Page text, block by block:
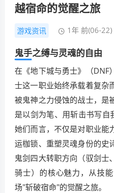
越宿命的觉醒之旅
游戏资讯 1年 前(06-22)
鬼手之缚与灵魂的自由
在《地下城与勇士》（DNF
士这一职业始终承载着复杂
被鬼神之力侵蚀的战士，是
是以剑为笔、用斩击书写
她们而言，不仅是对职业能
运枷锁、重塑灵魂身份的史
鬼剑四大转职方向（驭剑士
骑士）的核心魅力，从技
场"斩破宿命"的觉醒之旅。